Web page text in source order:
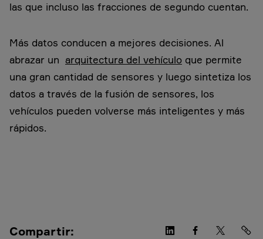
las que incluso las fracciones de segundo cuentan.
Más datos conducen a mejores decisiones. Al
abrazar un arquitectura del vehículo que permite
una gran cantidad de sensores y luego sintetiza los
datos a través de la fusión de sensores, los
vehículos pueden volverse más inteligentes y más
rápidos.
Compartir: